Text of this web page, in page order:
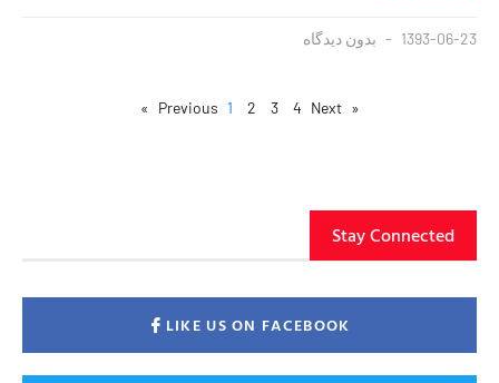
1393-06-23 بدون دیدگاه
« Previous
1 2 3 4 Next »
Stay Connected
LIKE US ON FACEBOOK